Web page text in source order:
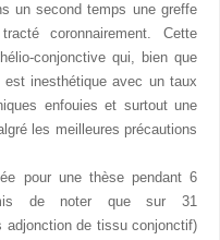
un second temps une greffe
coronnairement. Cette
conjonctive qui, bien que
inesthétique avec un taux
enfouies et surtout une
les meilleures précautions
pour une thèse pendant 6
de noter que sur 31
adjonction de tissu conjonctif)